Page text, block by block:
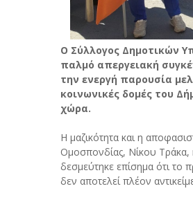
Ο Σύλλογος Δημοτικών
παλμό απεργειακή
την ενεργή παρουσία
κοινωνικές δομές του
χώρα.
Η μαζικότητα και η
Ομοσπονδίας, Νίκου Τράκα,
δεσμεύτηκε επίσημα ότι το
δεν αποτελεί πλέον